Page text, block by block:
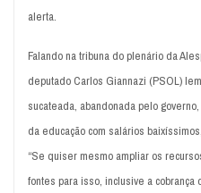
alerta.
Falando na tribuna do plenário da
deputado Carlos Giannazi (PSOL)
sucateada, abandonada pelo
da educação com salários
“Se quiser mesmo ampliar os
fontes para isso, inclusive a